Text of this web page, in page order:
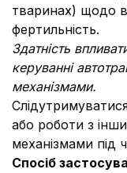
тваринах) щодо
фертильність.
Здатність
керуванні
механізмами.
або роботи з
механізмами під
Спосіб